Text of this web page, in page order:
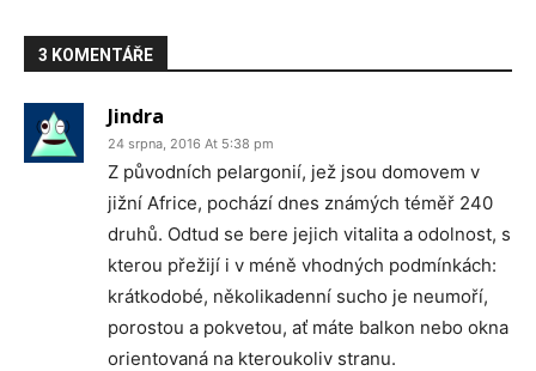
3 KOMENTÁŘE
Jindra
24 srpna, 2016 At 5:38 pm
Z původních pelargonií, jež jsou domovem v
jižní Africe, pochází dnes známých téměř 240
druhů. Odtud se bere jejich vitalita a odolnost, s
kterou přežijí i v méně vhodných podmínkách:
krátkodobé, několikadenní sucho je neumoří,
porostou a pokvetou, ať máte balkon nebo okna
orientovaná na kteroukoliv stranu.